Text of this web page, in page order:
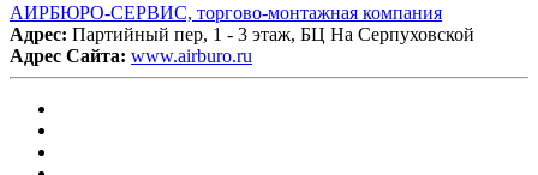
АИРБЮРО-СЕРВИС, торгово-монтажная компания
Адрес: Партийный пер, 1 - 3 этаж, БЦ На Серпуховской
Адрес Сайта: www.airburo.ru